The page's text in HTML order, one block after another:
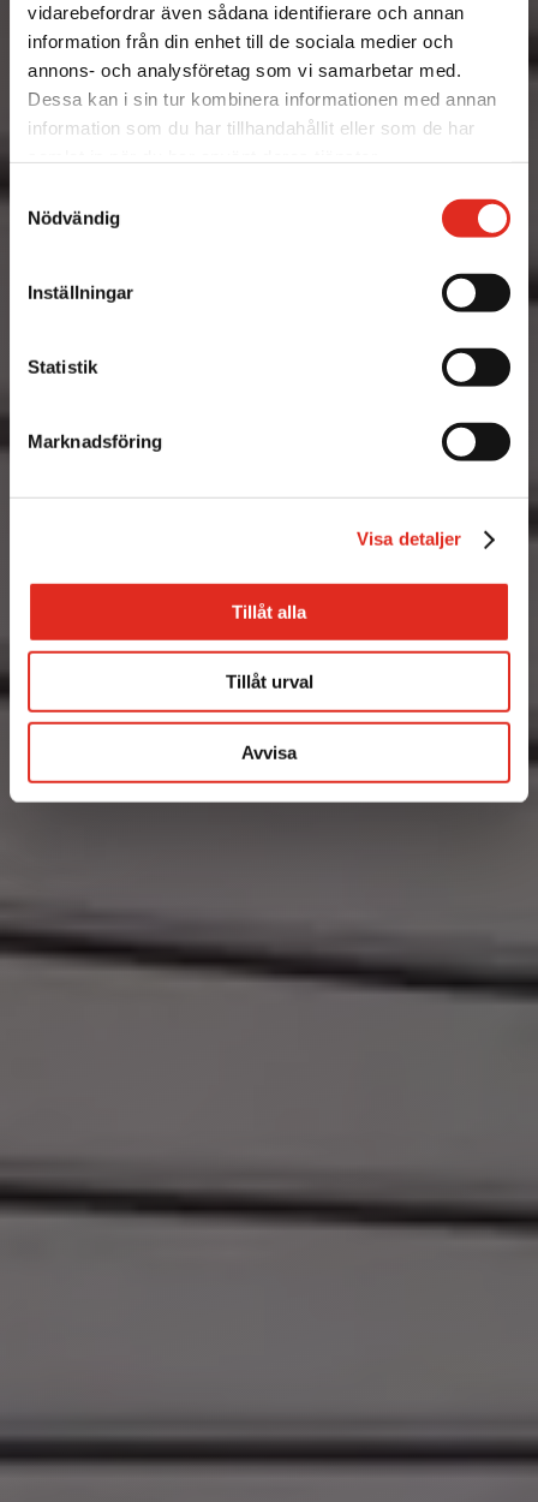
vidarebefordrar även sådana identifierare och annan
information från din enhet till de sociala medier och
annons- och analysföretag som vi samarbetar med.
Dessa kan i sin tur kombinera informationen med annan
information som du har tillhandahållit eller som de har
Nödvändig
Inställningar
Statistik
Marknadsföring
Visa detaljer
Tillåt alla
Tillåt urval
Avvisa